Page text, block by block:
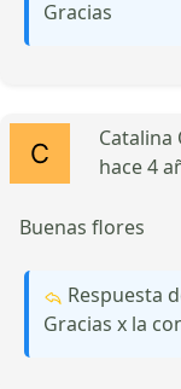
Gracias
Catalina
hace 4
Buenas flores
Respuesta
Gracias x la